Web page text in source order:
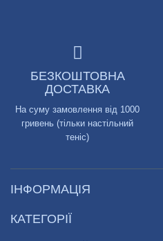
БЕЗКОШТОВНА
ДОСТАВКА
На суму замовлення від 1000
гривень (тільки настільний
теніс)
ІНФОРМАЦІЯ
КАТЕГОРІЇ